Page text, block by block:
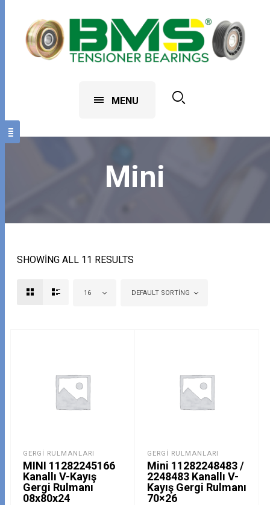
MENU
Mini
SHOWING ALL 11 RESULTS
16 DEFAULT SORTING
GERGI RULMANLARI
MINI 11282245166
Kanallı V-Kayış
Gergi Rulmanı
08x80x24
GERGI RULMANLARI
Mini 11282248483 /
2248483 Kanallı V-
Kayış Gergi Rulmanı
70×26